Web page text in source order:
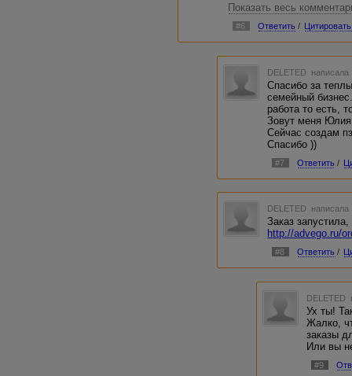
Так что, если вы не
работать!!! )))
Спасибо большое за
Как вас зовут в реале?
называть ВМ Mosbaby. )))
Показать весь
#6 Ответить / Цитировать
DELETED
Спасибо за
семейный
работа то есть,
Зовут меня
Сейчас создам
Спасибо ))
#7 Ответить /
DELETED
Заказ
http://advego.ru/
#8 Ответить /
DELETED
Ух ты!
Жалко,
заказы
Или вы
#9